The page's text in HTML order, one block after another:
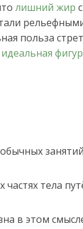
лишний жир
польза
идеальная
тела
в этом